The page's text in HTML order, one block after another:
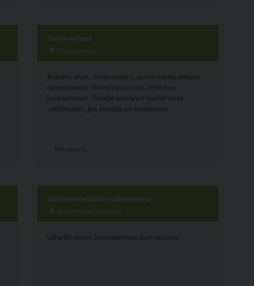
Koira-aitaus
Illinsaarentie, Ii
Aidattu alue, soramaasto, puita melko paljon
aitauksessa. Viihtyisä ja siisti. Mahtuu
juoksemaan. Tämän kohteen tiedot ovat
vaillinaiset. Jos sinulla on lisätietoja...
Soinisten eläinten uimaranta
Soiniementie, Naantali
Lähellä myös Soinistentien koirapuisto.